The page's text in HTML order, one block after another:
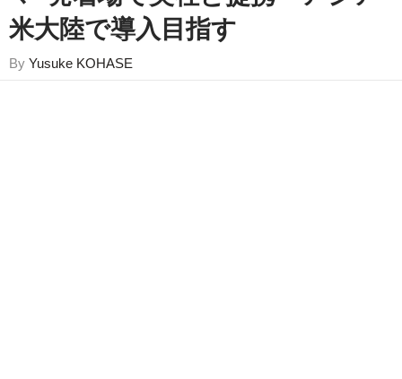
米大陸で導入目指す
By Yusuke KOHASE